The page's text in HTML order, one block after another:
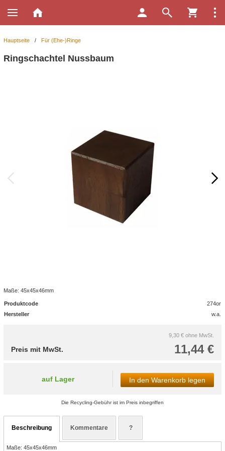
Hauptseite / Für (Ehe-)Ringe
Ringschachtel Nussbaum
Maße: 45x45x46mm
Produktcode
274or
Hersteller
w.a.
9,30 € ohne MwSt.
11,44 €
Preis mit MwSt.
auf Lager In den Warenkorb legen
Die Recycling-Gebühr ist im Preis inbegriffen
Beschreibung Kommentare ?
Maße: 45x45x46mm